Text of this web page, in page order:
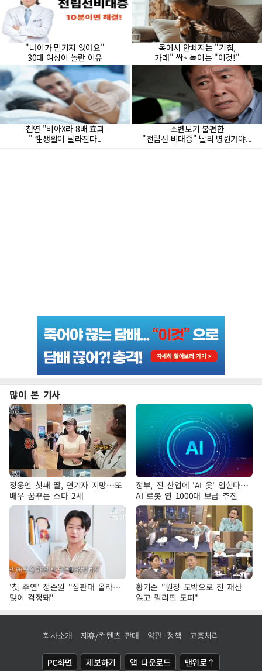
많이 본 기사
정웅인 첫째 딸, 연기자 지망…또
배우 꿈꾸는 스타 2세
정부, 전 산업에 'AI 옷' 입힌다…
AI 로봇 연 1000대 보급 추진
'첫 주연' 정준원 "심판대 올라…
많이 걱정돼"
황기순 "원정 도박으로 전 재산
잃고 필리핀 도피"
회사소개 제휴/컨텐츠 판매 약관·정책 고충처리
PC화면 제보하기 앱 다운로드 맨위로↑